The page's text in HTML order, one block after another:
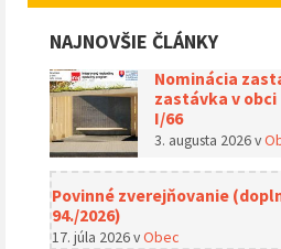
NAJNOVŠIE ČLÁNKY
Nominácia
zastávka v
I/66
3. augusta 2026v
Povinné zverejňovanie
94./2026)
17. júla 2026vObec